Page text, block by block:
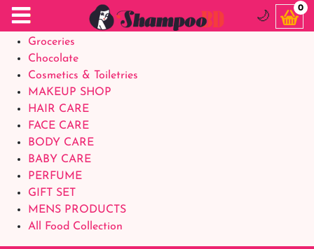
Food Supplements
Baby Foods
Groceries
Chocolate
Cosmetics & Toiletries
MAKEUP SHOP
HAIR CARE
FACE CARE
BODY CARE
BABY CARE
PERFUME
GIFT SET
MENS PRODUCTS
All Food Collection
🌙
0